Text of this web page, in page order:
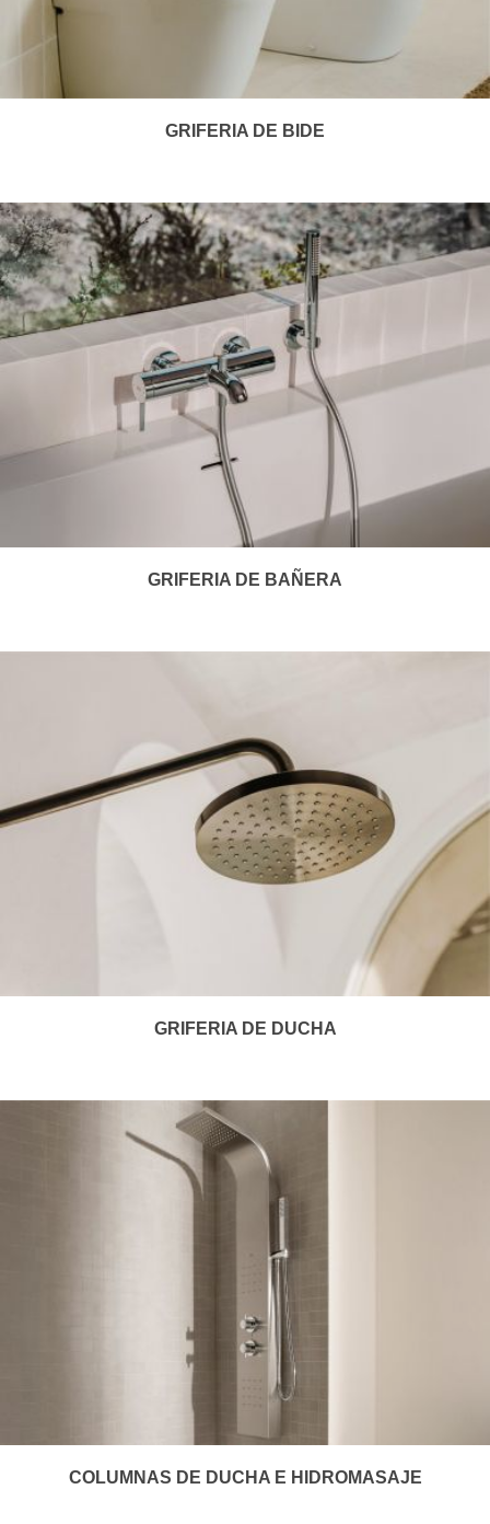
GRIFERIA DE BIDE
GRIFERIA DE BAÑERA
GRIFERIA DE DUCHA
COLUMNAS DE DUCHA E HIDROMASAJE